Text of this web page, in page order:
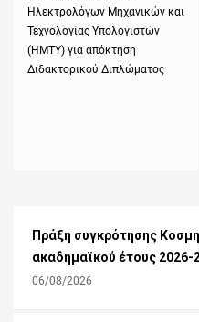
Ηλεκτρολόγων Μηχανικών και
Τεχνολογίας Υπολογιστών
(ΗΜΤΥ) για απόκτηση
Διδακτορικού Διπλώματος
Πράξη συγκρότησης
ακαδημαϊκού έτους 2026-
06/08/2026